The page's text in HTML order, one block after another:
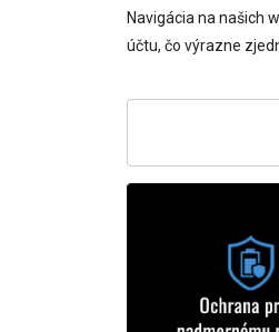
Navigácia na našich
účtu, čo výrazne